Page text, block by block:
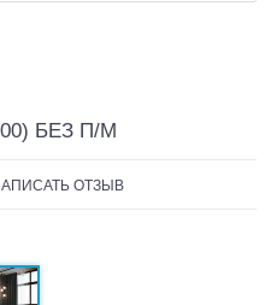
БЕЗ П/М
ОТЗЫВ